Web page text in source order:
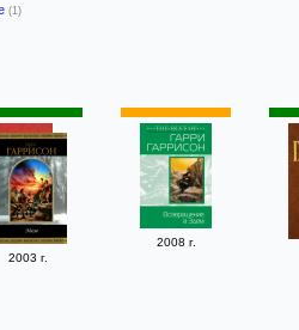
(1)
2003 г.
2008 г.